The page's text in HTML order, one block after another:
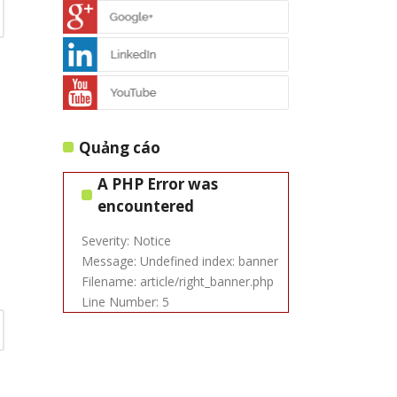
bắn ty
vật liệu khác
bê tông
vật liệu khác
Quảng cáo
A PHP Error was
encountered
Severity: Notice
Message: Undefined index: banner
Filename: article/right_banner.php
Line Number: 5